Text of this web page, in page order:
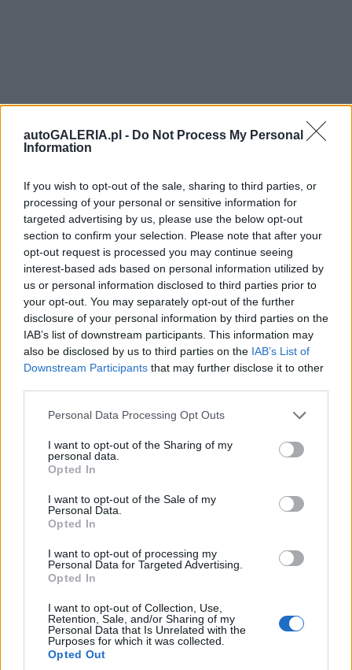
autoGALERIA.pl - Do Not Process My Personal
Information
If you wish to opt-out of the sale, sharing to third parties, or
processing of your personal or sensitive information for
targeted advertising by us, please use the below opt-out
section to confirm your selection. Please note that after your
opt-out request is processed you may continue seeing
interest-based ads based on personal information utilized by
us or personal information disclosed to third parties prior to
your opt-out. You may separately opt-out of the further
disclosure of your personal information by third parties on the
IAB’s list of downstream participants. This information may
also be disclosed by us to third parties on the IAB’s List of
Downstream Participants that may further disclose it to other
Please note that this website/app uses one or more Google
not limited to your visit or usage behaviour. You may click to
grant or deny consent to Google and its third-party tags to
use your data for below specified purposes in below Google
consent section.
Personal Data Processing Opt Outs
I want to opt-out of the Sharing of my
personal data.
Opted In
I want to opt-out of the Sale of my
Personal Data.
Opted In
I want to opt-out of processing my
Personal Data for Targeted Advertising.
Opted In
I want to opt-out of Collection, Use,
Retention, Sale, and/or Sharing of my
Personal Data that Is Unrelated with the
Purposes for which it was collected.
Opted Out